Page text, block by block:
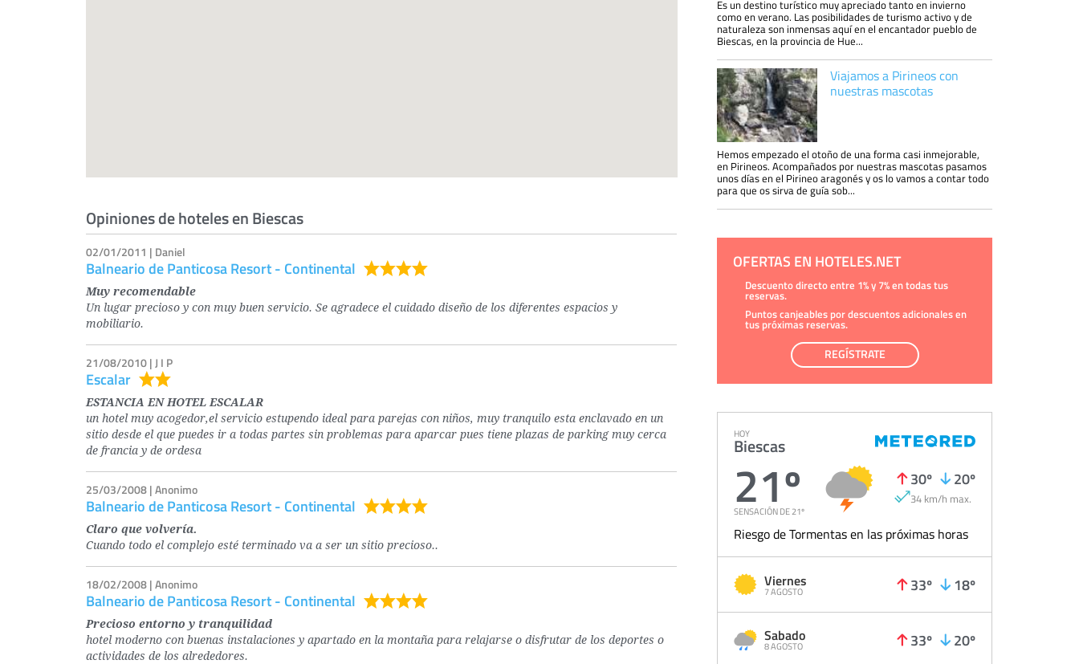
Opiniones de hoteles en Biescas
02/01/2011 | Daniel
Balneario de Panticosa Resort - Continental
Muy recomendable
Un lugar precioso y con muy buen servicio. Se agradece el cuidado diseño de los diferentes espacios y
mobiliario.
21/08/2010 | J I P
Escalar
ESTANCIA EN HOTEL ESCALAR
un hotel muy acogedor,el servicio estupendo ideal para parejas con niños, muy tranquilo esta enclavado en un
sitio desde el que puedes ir a todas partes sin problemas para aparcar pues tiene plazas de parking muy cerca
de francia y de ordesa
25/03/2008 | Anonimo
Balneario de Panticosa Resort - Continental
Claro que volvería.
Cuando todo el complejo esté terminado va a ser un sitio precioso..
18/02/2008 | Anonimo
Balneario de Panticosa Resort - Continental
Precioso entorno y tranquilidad
hotel moderno con buenas instalaciones y apartado en la montaña para relajarse o disfrutar de los deportes o
actividades de los alrededores.
Es un destino turístico muy apreciado tanto en invierno
como en verano. Las posibilidades de turismo activo y de
naturaleza son inmensas aquí en el encantador pueblo de
Biescas, en la provincia de Hue...
Viajamos a Pirineos con
nuestras mascotas
Hemos empezado el otoño de una forma casi inmejorable,
en Pirineos. Acompañados por nuestras mascotas pasamos
unos días en el Pirineo aragonés y os lo vamos a contar todo
para que os sirva de guía sob...
OFERTAS EN HOTELES.NET
Descuento directo entre 1% y 7% en todas tus
reservas.
Puntos canjeables por descuentos adicionales en
tus próximas reservas.
REGÍSTRATE
HOY
Biescas
21º
SENSACIÓN DE 21º
30º 20º
34 km/h max.
Riesgo de Tormentas en las próximas horas
Viernes
7 AGOSTO 33º 18º
Sabado
8 AGOSTO 33º 20º